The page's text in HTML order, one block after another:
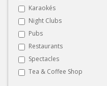
Karaokés
Night Clubs
Pubs
Restaurants
Spectacles
Tea & Coffee Shop